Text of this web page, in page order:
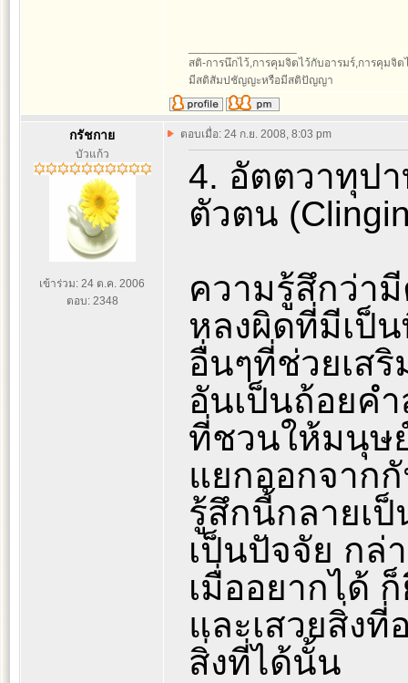
สติ-การนึกไว้,การคุมจิตไว้กับอารมร์,การคุมจิ
มีสติสัมปชัญญะหรือมีสติปัญญา
กรัชกาย
บัวแก้ว
เข้าร่วม: 24 ต.ค. 2006
ตอบ: 2348
ตอบเมื่อ: 24 ก.ย. 2008, 8:03 pm
4. อัตตวาทุป
ตัวตน
ความรู้สึกว่า
หลงผิดที่มีเป็
อื่นๆที่ช่วยเส
อันเป็นถ้อยค
ที่ชวนให้มนุษ
แยกออกจาก
รู้สึกนี้กลายเ
เป็นปัจจัย กล่
เมื่ออยากได้
และเสวยสิ่ง
สิ่งที่ได้นั้น